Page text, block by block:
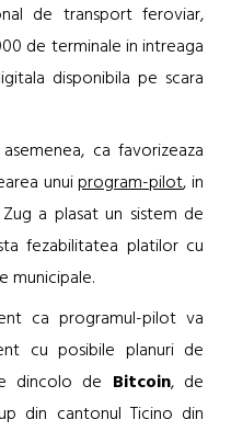
de transport feroviar,
de terminale in intreaga
disponibila pe scara
ca favorizeaza
unuiprogram-pilot, in
a plasat un sistem de
fezabilitatea platilor cu
municipale.
ca programul-pilot va
cu posibile planuri de
dincolo de Bitcoin, de
din cantonul Ticino din